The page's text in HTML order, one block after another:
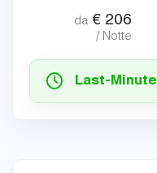
da € 206
/ Notte
Last-Minute